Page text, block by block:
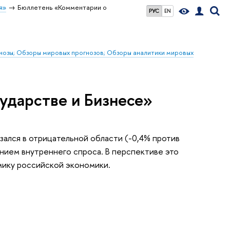
РУС EN
Бюллетень «Комментарии о
Обзоры мировых прогнозов; Обзоры аналитики мировых
и Бизнесе»
в отрицательной области (-0,4% против
внутреннего спроса. В перспективе это
российской экономики.